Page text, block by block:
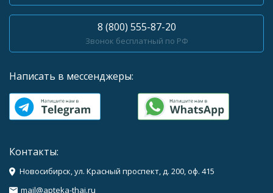
8 (800) 555-87-20
Звонок бесплатный по РФ
Написать в мессенджеры:
Контакты:
Новосибирск, ул. Красный проспект, д. 200, оф. 415
mail@apteka-thai.ru